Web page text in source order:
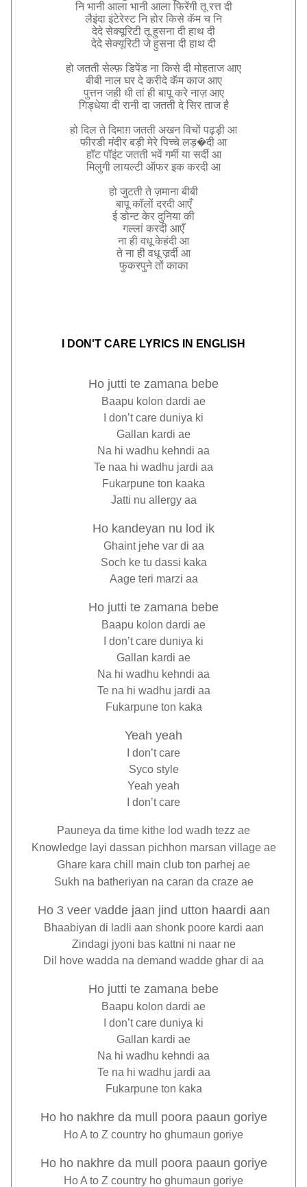
नि भानी आला भानी आला फिरेंगी तू रत्त दी
लैइंदा इंटेरेस्ट नि होर किसे कॅम च नि
देदे सेक्यूरिटी तू हुसना दी हाथ दी
देदे सेक्यूरिटी जे हुसना दी हाथ दी
हो जतती सेल्फ़ डिपेंड ना किसे दी मोहताज आए
बीबी नाल घर दे करीदे कॅम काज आए
पुत्तन जही धी तां ही बापू करे नाज़ आए
गिड्धेया दी रानी दा जतती दे सिर ताज है
हो दिल ते दिमाग़ जतती अखन विचों पढ़ड़ी आ
फीरडी मंदीर बड़ी मेरे पिच्चे लड़�दी आ
हॉट पॉइंट जतती भवें गर्मी या सर्दी आ
मिलुगी लायल्टी ऑफर इक करदी आ
हो जुटती ते ज़माना बीबी
बापू कॉलों दरदी आएँ
ई डोन्ट केर दुनिया की
गल्लां करदी आएँ
ना ही वधू केहंदी आ
ते ना ही वधू जर्र्दी आ
फुकरपुने तों काका
I DON'T CARE LYRICS IN ENGLISH
Ho jutti te zamana bebe
Baapu kolon dardi ae
I don’t care duniya ki
Gallan kardi ae
Na hi wadhu kehndi aa
Te naa hi wadhu jardi aa
Fukarpune ton kaaka
Jatti nu allergy aa
Ho kandeyan nu lod ik
Ghaint jehe var di aa
Soch ke tu dassi kaka
Aage teri marzi aa
Ho jutti te zamana bebe
Baapu kolon dardi ae
I don’t care duniya ki
Gallan kardi ae
Na hi wadhu kehndi aa
Te na hi wadhu jardi aa
Fukarpune ton kaka
Yeah yeah
I don’t care
Syco style
Yeah yeah
I don’t care
Pauneya da time kithe lod wadh tezz ae
Knowledge layi dassan pichhon marsan village ae
Ghare kara chill main club ton parhej ae
Sukh na batheriyan na caran da craze ae
Ho 3 veer vadde jaan jind utton haardi aan
Bhaabiyan di ladli aan shonk poore kardi aan
Zindagi jyoni bas kattni ni naar ne
Dil hove wadda na demand wadde ghar di aa
Ho jutti te zamana bebe
Baapu kolon dardi ae
I don’t care duniya ki
Gallan kardi ae
Na hi wadhu kehndi aa
Te na hi wadhu jardi aa
Fukarpune ton kaka
Ho ho nakhre da mull poora paaun goriye
Ho A to Z country ho ghumaun goriye
Ho ho nakhre da mull poora paaun goriye
Ho A to Z country ho ghumaun goriye